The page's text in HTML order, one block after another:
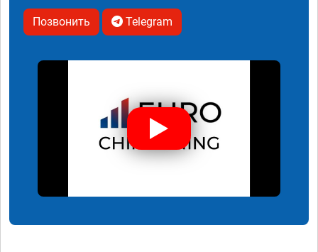
Позвонить Telegram